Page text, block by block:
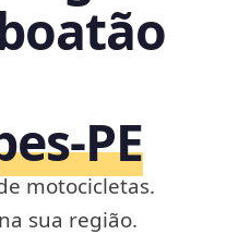
motocicletas.
sua região.